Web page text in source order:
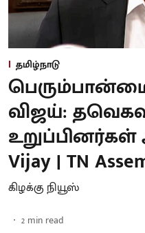
தமிழ்நாடு
விஜய்:
உறுப்பினர்கள்
Vijay | TN
கிழக்கு நியூஸ்
2 min read